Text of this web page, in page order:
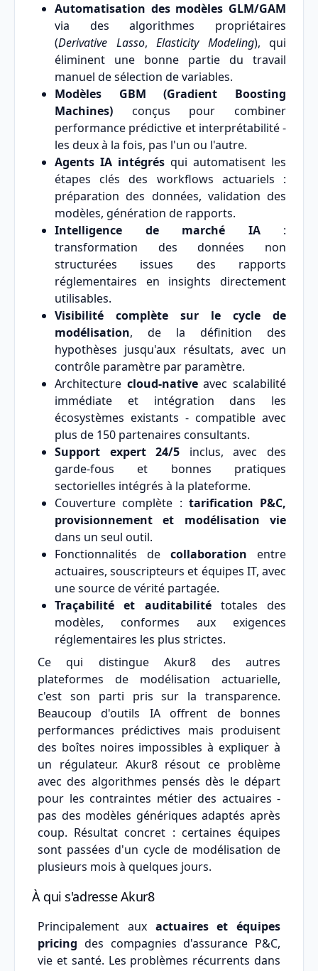
Automatisation des modèles GLM/GAM
via des algorithmes propriétaires
(Derivative Lasso, Elasticity Modeling), qui
éliminent une bonne partie du travail
manuel de sélection de variables.
Modèles GBM (Gradient Boosting
Machines) conçus pour combiner
performance prédictive et interprétabilité -
les deux à la fois, pas l'un ou l'autre.
Agents IA intégrés qui automatisent les
étapes clés des workflows actuariels :
préparation des données, validation des
modèles, génération de rapports.
Intelligence de marché IA:
transformation des données non
structurées issues des rapports
réglementaires en insights directement
utilisables.
Visibilité complète sur le cycle de
modélisation, de la définition des
hypothèses jusqu'aux résultats, avec un
contrôle paramètre par paramètre.
Architecture cloud-nativeavec scalabilité
immédiate et intégration dans les
écosystèmes existants - compatible avec
plus de 150 partenaires consultants.
Support expert 24/5 inclus, avec des
garde-fous et bonnes pratiques
sectorielles intégrés à la plateforme.
Couverture complète : tarification P&C,
provisionnement et modélisation vie
dans un seul outil.
Fonctionnalités de collaboration entre
actuaires, souscripteurs et équipes IT, avec
une source de vérité partagée.
Traçabilité et auditabilitétotales des
modèles, conformes aux exigences
réglementaires les plus strictes.
Ce qui distingue Akur8 des autres
plateformes de modélisation actuarielle,
c'est son parti pris sur la transparence.
Beaucoup d'outils IA offrent de bonnes
performances prédictives mais produisent
des boîtes noires impossibles à expliquer à
un régulateur. Akur8 résout ce problème
avec des algorithmes pensés dès le départ
pour les contraintes métier des actuaires -
pas des modèles génériques adaptés après
coup. Résultat concret : certaines équipes
sont passées d'un cycle de modélisation de
plusieurs mois à quelques jours.
À qui s'adresse Akur8
Principalement aux actuaires et équipes
pricing des compagnies d'assurance P&C,
vie et santé. Les problèmes récurrents dans